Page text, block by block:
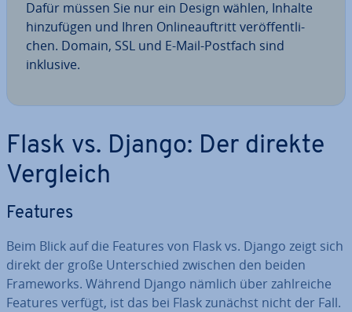
Dafür müssen Sie nur ein Design wählen, Inhalte
hin­zu­fü­gen und Ihren On­line­auf­tritt ver­öf­fent­li­
chen. Domain, SSL und E-Mail-Postfach sind
inklusive.
Flask vs. Django: Der direkte
Vergleich
Features
Beim Blick auf die Features von Flask vs. Django zeigt sich
direkt der große Un­ter­schied zwischen den beiden
Frame­works. Während Django nämlich über zahl­rei­che
Features verfügt, ist das bei Flask zunächst nicht der Fall.